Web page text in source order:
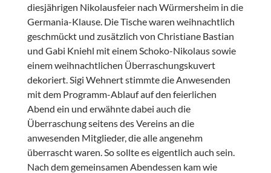
diesjährigen Nikolausfeier nach Würmersheim in die
Germania-Klause. Die Tische waren weihnachtlich
geschmückt und zusätzlich von Christiane Bastian
und Gabi Kniehl mit einem Schoko-Nikolaus sowie
einem weihnachtlichen Überraschungskuvert
dekoriert. Sigi Wehnert stimmte die Anwesenden
mit dem Programm-Ablauf auf den feierlichen
Abend ein und erwähnte dabei auch die
Überraschung seitens des Vereins an die
anwesenden Mitglieder, die alle angenehm
überrascht waren. So sollte es eigentlich auch sein.
Nach dem gemeinsamen Abendessen kam wie